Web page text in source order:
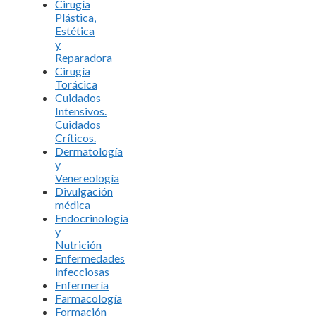
Cirugía
Plástica,
Estética
y
Reparadora
Cirugía
Torácica
Cuidados
Intensivos.
Cuidados
Críticos.
Dermatología
y
Venereología
Divulgación
médica
Endocrinología
y
Nutrición
Enfermedades
infecciosas
Enfermería
Farmacología
Formación